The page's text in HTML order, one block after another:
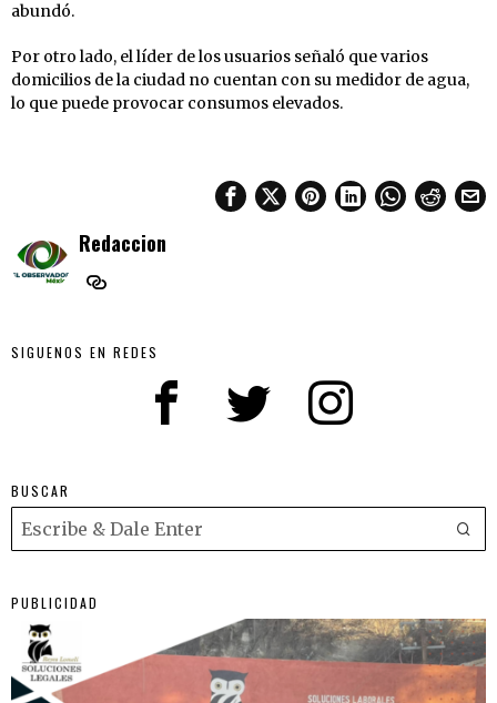
abundó.
Por otro lado, el líder de los usuarios señaló que varios
domicilios de la ciudad no cuentan con su medidor de agua,
lo que puede provocar consumos elevados.
Redaccion
SIGUENOS EN REDES
BUSCAR
PUBLICIDAD